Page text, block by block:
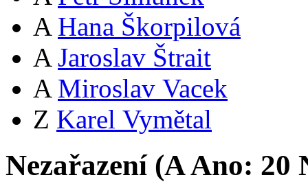
A Hana Škorpilová
A Jaroslav Štrait
A Miroslav Vacek
Z Karel Vymětal
Nezařazení (AAno: 20